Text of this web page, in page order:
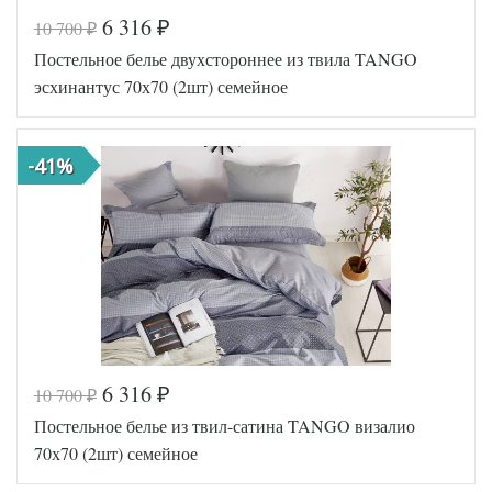
Код товара
547-980
Артикул
TT8724
3
Твил
Размер
пододеяльника
150х200
(2шт)
Размер
простыни
220х245
50х70
(2шт)
Производитель
Tango
(Китай)
Код товара
547-981
Артикул
TT8736
10 700₽ 6 316 ₽
Постельное белье двухстороннее из твила TANGO
эсхинантус 70х70 (2шт) семейное
-41%
10 700₽ 6 316 ₽
Постельное белье из твил-сатина TANGO визалио
70х70 (2шт) семейное